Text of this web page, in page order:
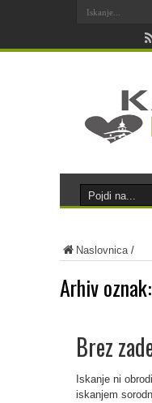
Naslovnica/
Arhiv oznak:
Brez
Iskanje ni
iskanjem